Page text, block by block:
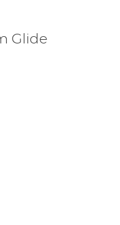
Glide